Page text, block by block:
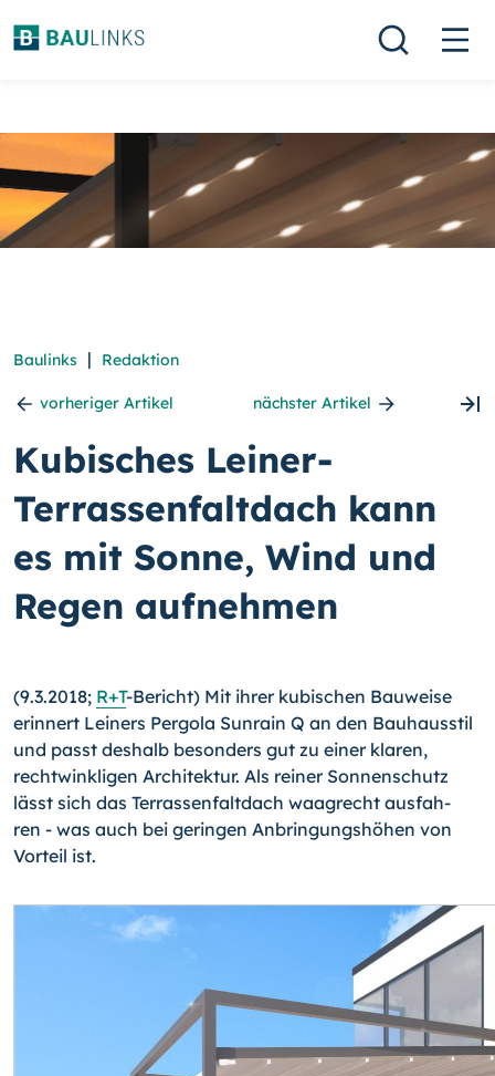
Baulinks | Redaktion
vorheriger Artikel nächster Artikel
Kubisches Leiner-
Terrassenfaltdach kann
es mit Sonne, Wind und
Regen aufnehmen
(9.3.2018; R+T-Bericht) Mit ihrer kubischen Bauweise
erinnert Leiners Pergola Sunrain Q an den Bauhausstil
und passt deshalb besonders gut zu einer klaren,
rechtwinkligen Architektur. Als reiner Sonnenschutz
lässt sich das Terrassenfaltdach waagrecht ausfah­
ren - was auch bei geringen Anbringungshöhen von
Vorteil ist.